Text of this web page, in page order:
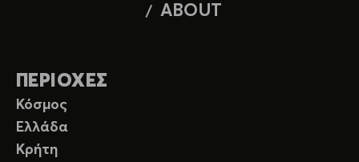
ABOUT
ΠΕΡΙΟΧΕΣ
Κόσμος
Ελλάδα
Κρήτη